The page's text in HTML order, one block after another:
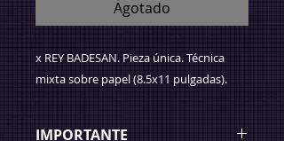
Agotado
x REY BADESAN. Pieza única. Técnica
mixta sobre papel (8.5x11 pulgadas).
IMPORTANTE